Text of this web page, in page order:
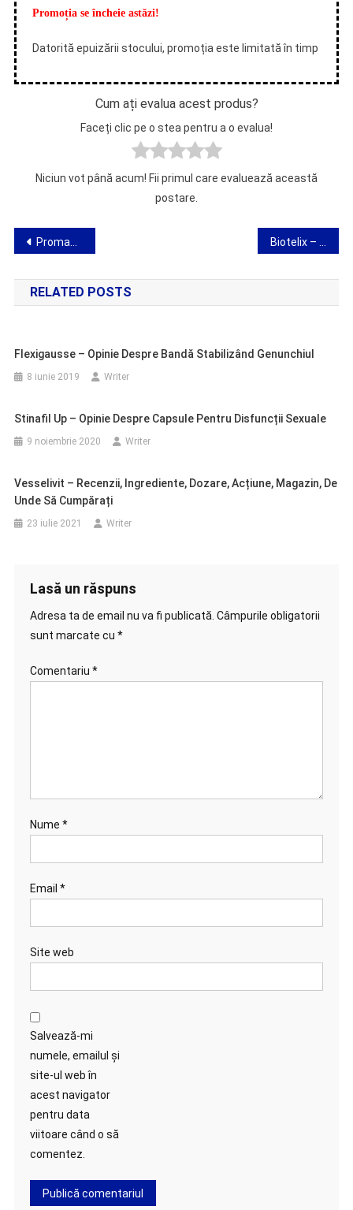
Promoția se încheie astăzi!
Datorită epuizării stocului, promoția este limitată în timp
Cum ați evalua acest produs?
Faceți clic pe o stea pentru a o evalua!
Niciun vot până acum! Fii primul care evaluează această
postare.
Navigare
în
articole
Promagnesol – opinii, construcție, exploatare, magazin, de unde să cumpăr
RELATED POSTS
Flexigausse – Opinie Despre Bandă Stabilizând Genunchiul
8 iunie 2019 Writer
Stinafil Up – Opinie Despre Capsule Pentru Disfuncții Sexuale
9 noiembrie 2020 Writer
Vesselivit – Recenzii, Ingrediente, Dozare, Acțiune, Magazin, De
Unde Să Cumpărați
23 iulie 2021 Writer
Lasă un răspuns
Adresa ta de email nu va fi publicată. Câmpurile obligatorii
sunt marcate cu *
Comentariu *
Nume *
Email *
Site web
Salvează-mi
numele, emailul și
site-ul web în
acest navigator
pentru data
viitoare când o să
comentez.